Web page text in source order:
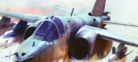
игры онлайн бесплатно